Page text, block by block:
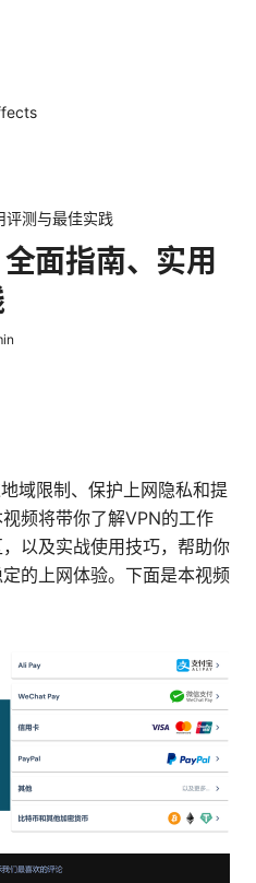
评测与最佳实践
面指南、实用
域限制、保护上网隐私和提
频将带你了解VPN的工作
以及实战使用技巧，帮助你
的上网体验。下面是本视频